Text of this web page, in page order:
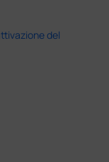
del